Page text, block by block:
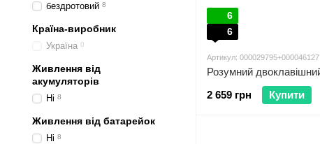
6
6
Артикул: 000029795+000046127
2 659 грн
Купити
бездротовий 8
Країна-виробник
Україна 0
Живлення від
акумуляторів
Ні 8
Живлення від батарейок
Ні 8